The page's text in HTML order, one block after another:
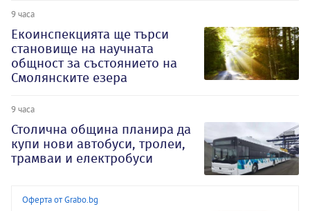
9 часа
Екоинспекцията ще търси
становище на научната
общност за състоянието на
Смолянските езера
9 часа
Столична община планира да
купи нови автобуси, тролеи,
трамваи и електробуси
Оферта от Grabo.bg